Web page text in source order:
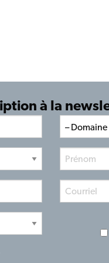
à la